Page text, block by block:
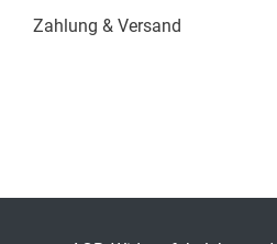
Fachdisziplin
Zahlung & Versand